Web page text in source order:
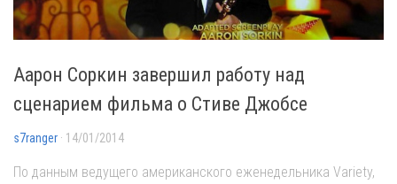
Аарон Соркин завершил работу над
сценарием фильма о Стиве Джобсе
s7ranger · 14/01/2014
По данным ведущего американского еженедельника Variety,